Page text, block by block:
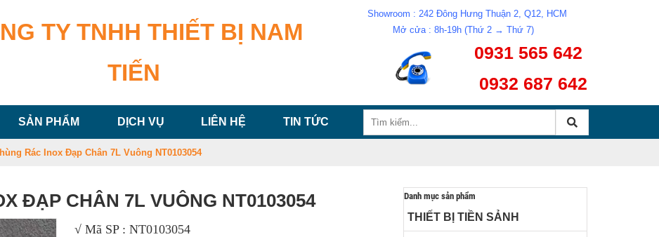
TY TNHH THIẾT BỊ NAM
TIẾN
Showroom : 242 Đông Hưng Thuận 2, Q12, HCM
Mở cửa : 8h-19h (Thứ 2 → Thứ 7)
0931 565 642
0932 687 642
SẢN PHẨM DỊCH VỤ LIÊN HỆ TIN TỨC
Rác Inox Đạp Chân 7L Vuông NT0103054
ĐẠP CHÂN 7L VUÔNG NT0103054
√ Mã SP : NT0103054
Danh mục sản phẩm
THIẾT BỊ TIỀN SẢNH